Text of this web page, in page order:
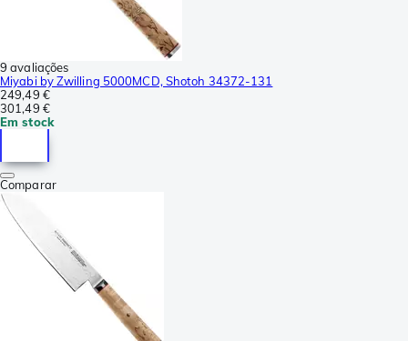
9 avaliações
Miyabi by Zwilling 5000MCD, Shotoh 34372-131
249,49 €
301,49 €
Em stock
Comparar